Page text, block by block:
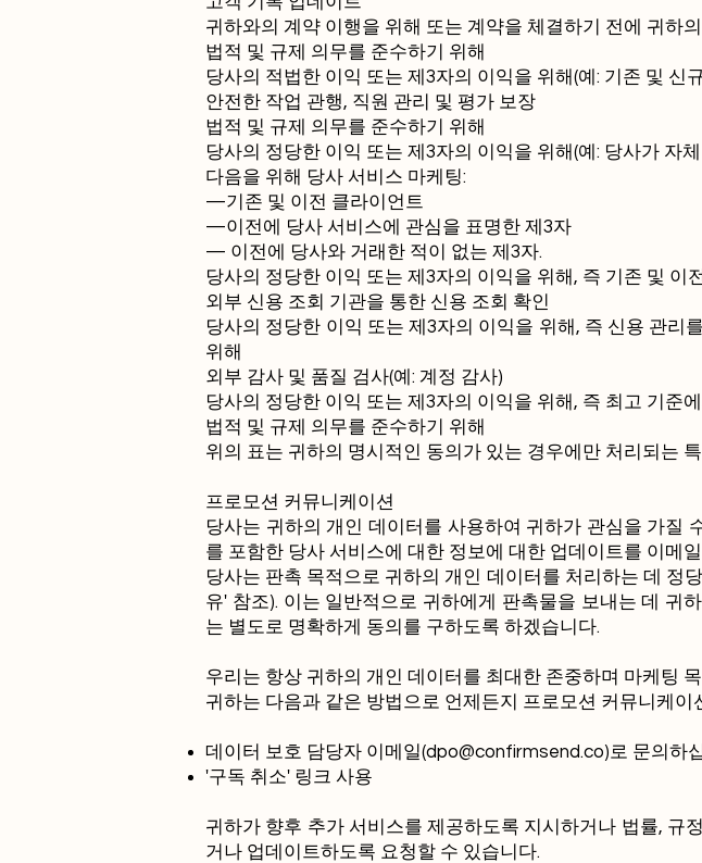
귀하와의 계약 이행을 위해 또는 계약을 체결하기 전에 귀하
법적 및 규제 의무를 준수하기 위해
당사의 적법한 이익 또는 제3자의 이익을 위해(예: 기존 및
안전한 작업 관행, 직원 관리 및 평가 보장
법적 및 규제 의무를 준수하기 위해
당사의 정당한 이익 또는 제3자의 이익을 위해(예: 당사가 자
다음을 위해 당사 서비스 마케팅:
—기존 및 이전 클라이언트
—이전에 당사 서비스에 관심을 표명한 제3자
— 이전에 당사와 거래한 적이 없는 제3자.
당사의 정당한 이익 또는 제3자의 이익을 위해, 즉 기존 및 이
외부 신용 조회 기관을 통한 신용 조회 확인
당사의 정당한 이익 또는 제3자의 이익을 위해, 즉 신용 관리
위해
외부 감사 및 품질 검사(예: 계정 감사)
당사의 정당한 이익 또는 제3자의 이익을 위해, 즉 최고 기준
법적 및 규제 의무를 준수하기 위해
위의 표는 귀하의 명시적인 동의가 있는 경우에만 처리되는
프로모션 커뮤니케이션
당사는 귀하의 개인 데이터를 사용하여 귀하가 관심을 가질
를 포함한 당사 서비스에 대한 정보에 대한 업데이트를 이메
당사는 판촉 목적으로 귀하의 개인 데이터를 처리하는 데 정
유' 참조). 이는 일반적으로 귀하에게 판촉물을 보내는 데 귀
는 별도로 명확하게 동의를 구하도록 하겠습니다.
우리는 항상 귀하의 개인 데이터를 최대한 존중하며 마케팅
귀하는 다음과 같은 방법으로 언제든지 프로모션 커뮤니케이
데이터 보호 담당자 이메일(dpo@confirmsend.co)로 문의하
'구독 취소' 링크 사용
귀하가 향후 추가 서비스를 제공하도록 지시하거나 법률, 규
거나 업데이트하도록 요청할 수 있습니다.